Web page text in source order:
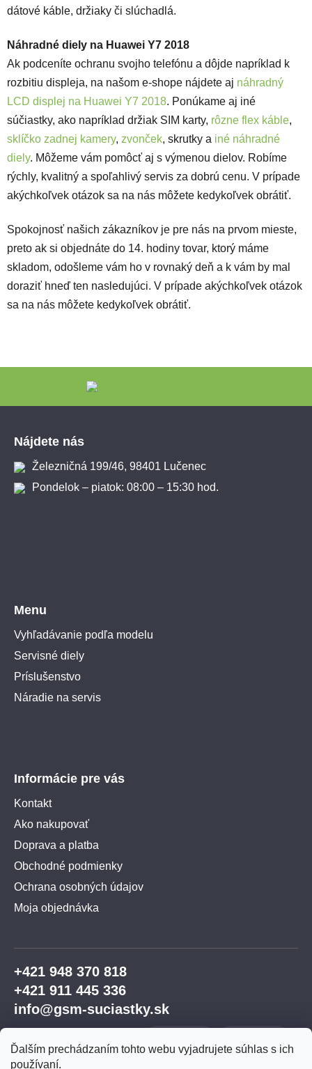
Ďalším prechádzaním tohto webu vyjadrujete súhlas s ich
používaní.
dátové káble, držiaky či slúchadlá.
Náhradné diely na Huawei Y7 2018
Ak podceníte ochranu svojho telefónu a dôjde napríklad k
rozbitiu displeja, na našom e-shope nájdete aj náhradný
LCD displej na Huawei Y7 2018. Ponúkame aj iné
súčiastky, ako napríklad držiak SIM karty, rôzne flex káble,
sklíčko zadnej kamery, zvonček, skrutky a iné náhradné
diely. Môžeme vám pomôcť aj s výmenou dielov. Robíme
rýchly, kvalitný a spoľahlivý servis za dobrú cenu. V prípade
akýchkoľvek otázok sa na nás môžete kedykoľvek obrátiť.
Spokojnosť našich zákazníkov je pre nás na prvom mieste,
preto ak si objednáte do 14. hodiny tovar, ktorý máme
skladom, odošleme vám ho v rovnaký deň a k vám by mal
doraziť hneď ten nasledujúci. V prípade akýchkoľvek otázok
sa na nás môžete kedykoľvek obrátiť.
Nájdete nás
Železničná 199/46, 98401 Lučenec
Pondelok – piatok: 08:00 – 15:30 hod.
Menu
Vyhľadávanie podľa modelu
Servisné diely
Príslušenstvo
Náradie na servis
Informácie pre vás
Kontakt
Ako nakupovať
Doprava a platba
Obchodné podmienky
Ochrana osobných údajov
Moja objednávka
+421 948 370 818
+421 911 445 336
info@gsm-suciastky.sk